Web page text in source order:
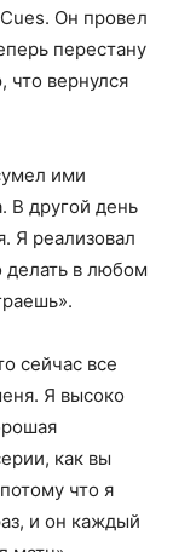
Он провел
перестану
что вернулся
ими
В другой день
Я реализовал
делать в любом
сейчас все
Я высоко
как вы
что я
и он каждый